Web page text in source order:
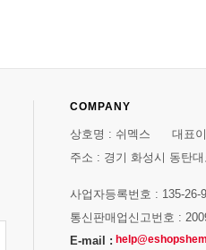
COMPANY
상호명 : 쉬멕스 대표이
주소 : 경기 화성시 동탄
사업자등록번호 : 135-26-
통신판매업신고번호 :
E-mail :